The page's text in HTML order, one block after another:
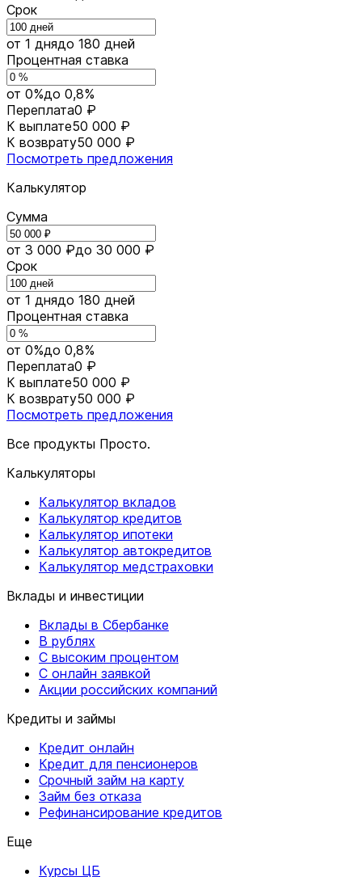
Срок
от 1 днядо 180 дней
Процентная ставка
от 0%до 0,8%
Переплата0 ₽
К выплате50 000 ₽
К возврату50 000 ₽
Посмотреть предложения
Калькулятор
Сумма
от 3 000 ₽до 30 000 ₽
Срок
от 1 днядо 180 дней
Процентная ставка
от 0%до 0,8%
Переплата0 ₽
К выплате50 000 ₽
К возврату50 000 ₽
Посмотреть предложения
Все продукты Просто.
Калькуляторы
Калькулятор вкладов
Калькулятор кредитов
Калькулятор ипотеки
Калькулятор автокредитов
Калькулятор медстраховки
Вклады и инвестиции
Вклады в Сбербанке
В рублях
С высоким процентом
С онлайн заявкой
Акции российских компаний
Кредиты и займы
Кредит онлайн
Кредит для пенсионеров
Срочный займ на карту
Займ без отказа
Рефинансирование кредитов
Еще
Курсы ЦБ